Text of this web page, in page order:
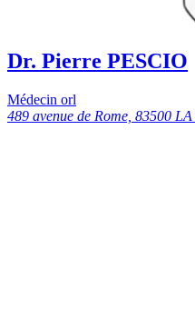
Dr. Pierre PESCIO
Médecin orl
489 avenue de Rome, 83500